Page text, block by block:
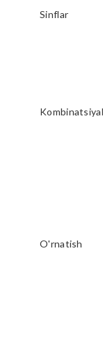
Sinflar
O'rnatish